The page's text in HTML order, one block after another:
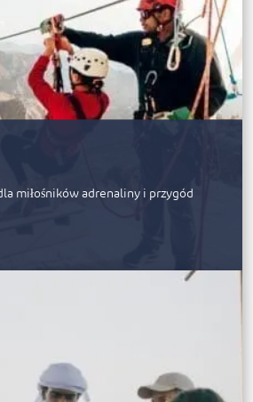
miłośników adrenaliny i przygód